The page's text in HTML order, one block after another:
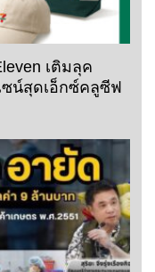
เติมลุค
น์สุดเอ็กซ์คลูซีฟ